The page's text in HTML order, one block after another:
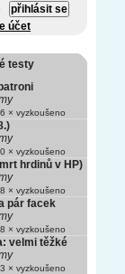
účet
testy
× vyzkoušeno
× vyzkoušeno
hrdinů v HP)
× vyzkoušeno
pár facek
× vyzkoušeno
velmi těžké
× vyzkoušeno